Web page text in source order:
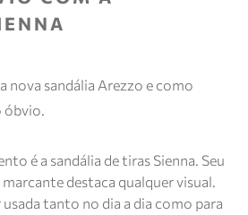
nova sandália Arezzo e como
óbvio.
é a sandália de tiras Sienna. Seu
destaca qualquer visual.
tanto no dia a dia como para